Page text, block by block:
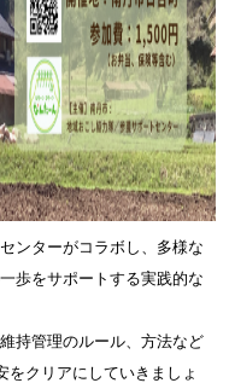
ンターがコラボし、多様な
歩をサポートする実践的な
持管理のルール、方法など
をクリアにしていきましょ